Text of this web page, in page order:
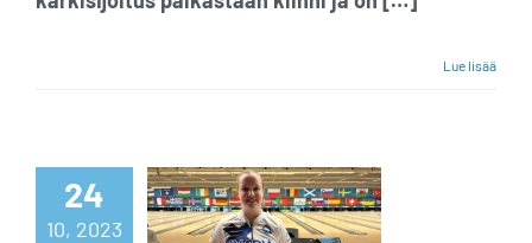
Lue lisää
24
10, 2023
ja Roosa
Lundénille